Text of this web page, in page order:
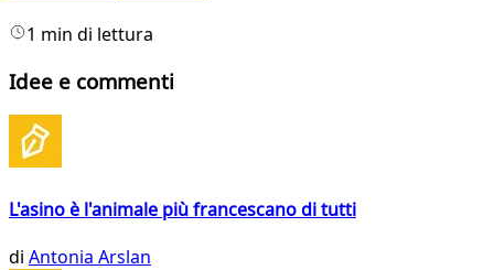
1 min di lettura
Idee e commenti
L'asino è l'animale più francescano di tutti
di Antonia Arslan